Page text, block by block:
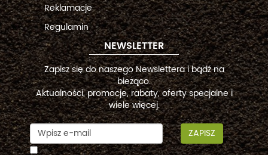
Reklamacje
Regulamin
NEWSLETTER
Zapisz się do naszego Newslettera i bądź na
bieżąco.
Aktualności, promocje, rabaty, oferty specjalne i
wiele więcej.
ZAPISZ